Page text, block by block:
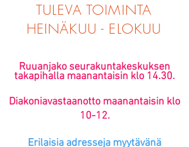
TULEVA TOIMINTA
HEINÄKUU - ELOKUU
Ruuanjako seurakuntakeskuksen
takapihalla maanantaisin klo 14.30.
Diakoniavastaanotto maanantaisin klo
10-12.
Erilaisia adresseja myytävänä